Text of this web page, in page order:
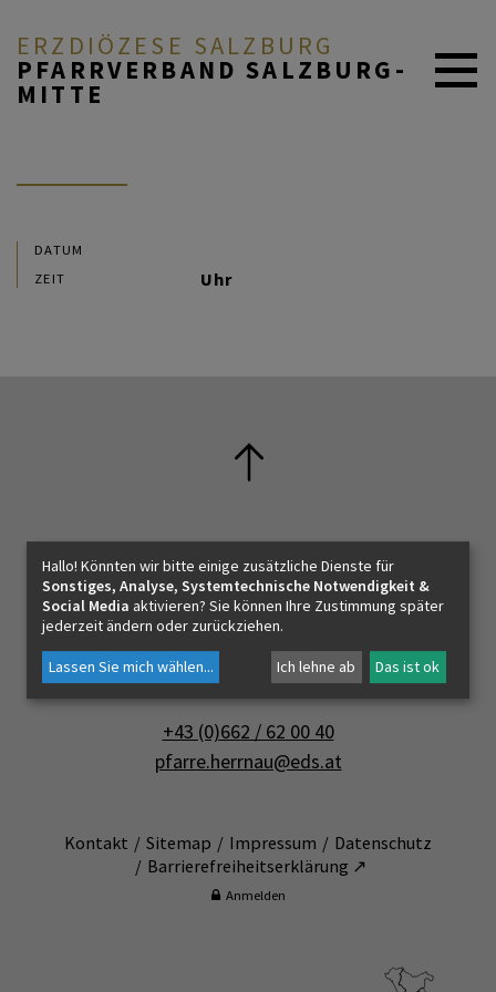
ERZDIÖZESE SALZBURG
PFARRVERBAND SALZBURG-
MITTE
ÜBER UNS
ICH MÖCHTE
INNEHALTEN
KONTAKT
DATUM
ZEIT
Uhr
Pfarramt Salzburg-Herrnau
5020 Salzburg
+43 (0)662 / 62 00 40
pfarre.herrnau@eds.at
Kontakt Sitemap Impressum
Datenschutz
Barrierefreiheitserklärung ↗
Anmelden
Hallo! Könnten wir bitte einige zusätzliche Dienste für
Sonstiges, Analyse, Systemtechnische Notwendigkeit &
Social Media aktivieren? Sie können Ihre Zustimmung später
jederzeit ändern oder zurückziehen.
Lassen Sie mich wählen... Ich lehne ab Das ist ok